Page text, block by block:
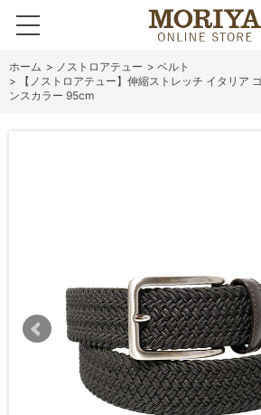
ホーム > ノストロアテュー > ベルト
>
【ノストロアテュー】伸縮ストレッチ イタリア
ンスカラー 95cm